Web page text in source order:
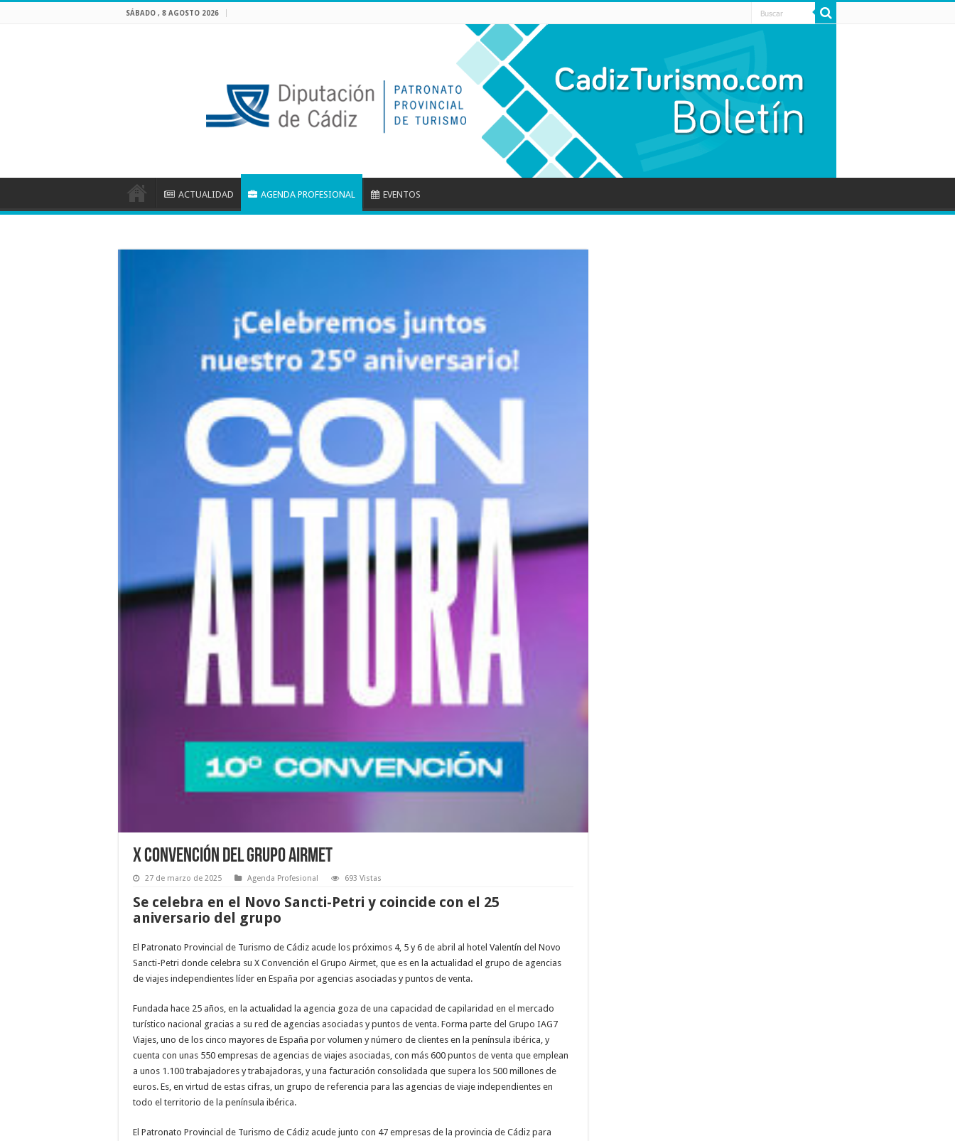
SÁBADO , 8 AGOSTO 2026
ACTUALIDAD AGENDA PROFESIONAL EVENTOS
X Convención del Grupo Airmet
27 de marzo de 2025 Agenda Profesional 693 Vistas
Se celebra en el Novo Sancti-Petri y coincide con el 25
aniversario del grupo
El Patronato Provincial de Turismo de Cádiz acude los próximos 4, 5 y 6 de abril al hotel Valentín del Novo
Sancti-Petri donde celebra su X Convención el Grupo Airmet, que es en la actualidad el grupo de agencias
de viajes independientes líder en España por agencias asociadas y puntos de venta.
Fundada hace 25 años, en la actualidad la agencia goza de una capacidad de capilaridad en el mercado
turístico nacional gracias a su red de agencias asociadas y puntos de venta. Forma parte del Grupo IAG7
Viajes, uno de los cinco mayores de España por volumen y número de clientes en la península ibérica, y
cuenta con unas 550 empresas de agencias de viajes asociadas, con más 600 puntos de venta que emplean
a unos 1.100 trabajadores y trabajadoras, y una facturación consolidada que supera los 500 millones de
euros. Es, en virtud de estas cifras, un grupo de referencia para las agencias de viaje independientes en
todo el territorio de la península ibérica.
El Patronato Provincial de Turismo de Cádiz acude junto con 47 empresas de la provincia de Cádiz para